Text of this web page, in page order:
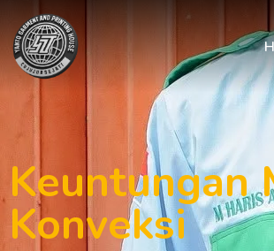
Keuntungan
Konveksi